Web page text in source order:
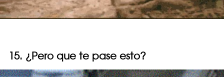
15. ¿Pero que te pase esto?